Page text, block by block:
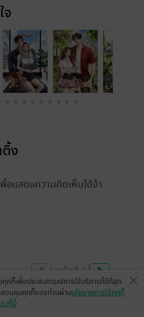
จ
ติ้ง
พื่อแสดงความคิดเห็นได้จ้า
หน้าที่ 1
คุกกี้เพื่อประสบการณ์การใช้บริการที่ดีที่สุด
ควบคุมคุกกี้ของท่านผ่านนโยบายการใช้คุกกี้
าที่นี่